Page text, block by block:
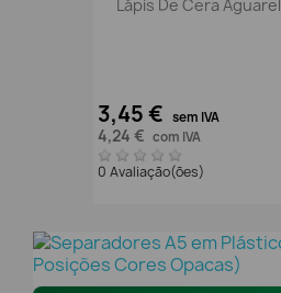
Lápis De Cera
3,45 € sem IVA
4,24 € com IVA
0 Avaliação(ões)